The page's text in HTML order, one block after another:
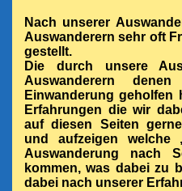
Nach unserer
Auswanderern sehr oft
gestellt.
Die durch unsere
Auswanderern
Einwanderung geholfen
Erfahrungen die wir
auf diesen Seiten
und aufzeigen welche
Auswanderung nach
kommen, was dabei zu
dabei nach unserer